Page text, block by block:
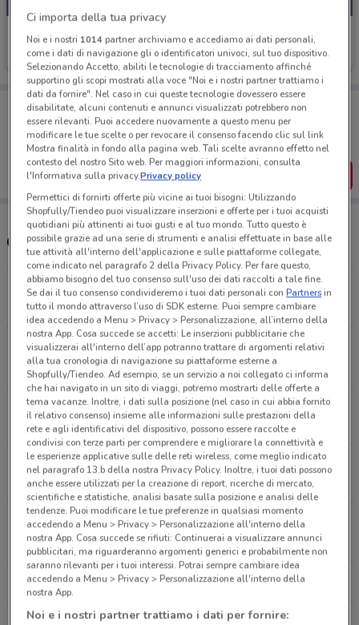
Eurospin
Scade oggi 849 m
Porta DoveConviene sempre con te!
Puoi trovare le migliori offerte dei negozi vicino a te,
salvarle e creare la tua lista del risparmio, comodamente
dal tuo cellulare.
SCARICA L’APP
Orari e Negozi Eurospin
Via Nettunense Km 21,100 Aprilia
848 m
APERTO
Via Mascagni S.N.C. Aprilia
966 m
APERTO
Via Carroceto, 193 Aprilia
1.1 km
APERTO
Via Rieti, 13 Ardea
10.1 km
APERTO
Via Del Cinema, 26 Anzio
11.9 km
APERTO
Tutti i negozi Eurospin
Ci importa della tua privacy
Noi e i nostri 1014partner archiviamo e accediamo ai dati personali,
come i dati di navigazione gli o identificatori univoci, sul tuo dispositivo.
Selezionando Accetto, abiliti le tecnologie di tracciamento affinché
supportino gli scopi mostrati alla voce "Noi e i nostri partner trattiamo i
dati da fornire". Nel caso in cui queste tecnologie dovessero essere
disabilitate, alcuni contenuti e annunci visualizzati potrebbero non
essere rilevanti. Puoi accedere nuovamente a questo menu per
modificare le tue scelte o per revocare il consenso facendo clic sul link
Mostra finalità in fondo alla pagina web. Tali scelte avranno effetto nel
contesto del nostro Sito web. Per maggiori informazioni, consulta
l'Informativa sulla privacy.Privacy policy
Permettici di fornirti offerte più vicine ai tuoi bisogni: Utilizzando
Shopfully/Tiendeo puoi visualizzare inserzioni e offerte per i tuoi acquisti
quotidiani più attinenti ai tuoi gusti e al tuo mondo. Tutto questo è
possibile grazie ad una serie di strumenti e analisi effettuate in base alle
tue attività all'interno dell'applicazione e sulle piattaforme collegate,
come indicato nel paragrafo 2 della Privacy Policy. Per fare questo,
abbiamo bisogno del tuo consenso sull'uso dei dati raccolti a tale fine.
Se dai il tuo consenso condivideremo i tuoi dati personali conPartnersin
tutto il mondo attraverso l’uso di SDK esterne. Puoi sempre cambiare
idea accedendo a Menu > Privacy > Personalizzazione, all’interno della
nostra App. Cosa succede se accetti: Le inserzioni pubblicitarie che
visualizzerai all'interno dell’app potranno trattare di argomenti relativi
alla tua cronologia di navigazione su piattaforme esterne a
Shopfully/Tiendeo. Ad esempio, se un servizio a noi collegato ci informa
che hai navigato in un sito di viaggi, potremo mostrarti delle offerte a
tema vacanze. Inoltre, i dati sulla posizione (nel caso in cui abbia fornito
il relativo consenso) insieme alle informazioni sulle prestazioni della
rete e agli identificativi del dispositivo, possono essere raccolte e
condivisi con terze parti per comprendere e migliorare la connettività e
le esperienze applicative sulle delle reti wireless, come meglio indicato
nel paragrafo 13.b della nostra Privacy Policy. Inoltre, i tuoi dati possono
anche essere utilizzati per la creazione di report, ricerche di mercato,
scientifiche e statistiche, analisi basate sulla posizione e analisi delle
tendenze. Puoi modificare le tue preferenze in qualsiasi momento
accedendo a Menu > Privacy > Personalizzazione all'interno della
nostra App. Cosa succede se rifiuti: Continuerai a visualizzare annunci
pubblicitari, ma riguarderanno argomenti generici e probabilmente non
saranno rilevanti per i tuoi interessi. Potrai sempre cambiare idea
accedendo a Menu > Privacy > Personalizzazione all'interno della
nostra App.
Noi e i nostri partner trattiamo i dati per fornire: